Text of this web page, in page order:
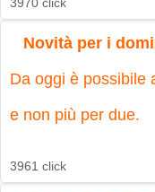
Novità per i
Da oggi è possibile
e non più per due.
3961 click